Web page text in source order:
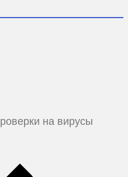
на вирусы